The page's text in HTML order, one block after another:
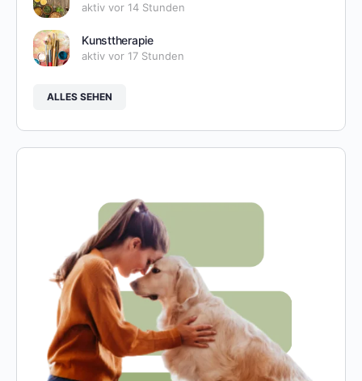
aktiv vor 14 Stunden
Kunsttherapie
aktiv vor 17 Stunden
ALLES SEHEN